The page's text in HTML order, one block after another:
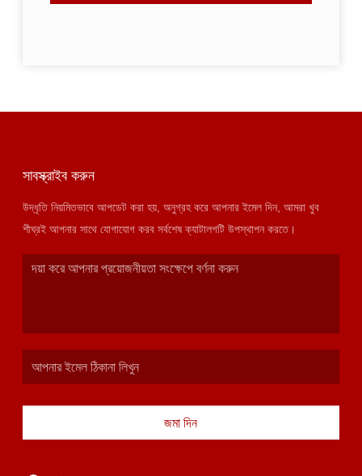
সাবস্ক্রাইব করুন
উদ্ধৃতি নিয়মিতভাবে আপডেট করা হয়, অনুগ্রহ করে আপনার ইমেল দিন, আমরা খুব
শীঘ্রই আপনার সাথে যোগাযোগ করব সর্বশেষ ক্যাটালগটি উপস্থাপন করতে।
জমা দিন